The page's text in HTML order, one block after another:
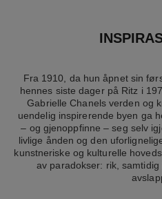
Fra 1910, da hun åpnet sin
hennes siste dager på Ritz i
Gabrielle Chanels verden og
uendelig inspirerende byen ga
– og gjenoppfinne – seg selv
livlige ånden og den
kunstneriske og kulturelle
av paradokser: rik,